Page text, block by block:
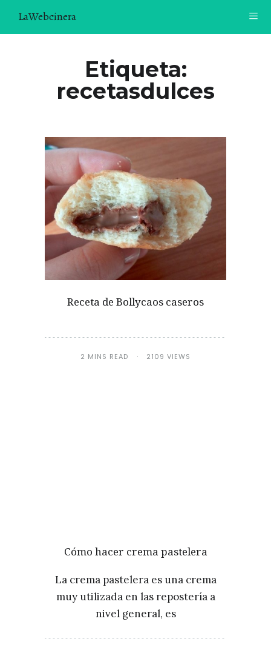
LaWebcinera
VIDEORECETAS
SOBRE MÍ
¿TE GUSTARÍA UNIRTE A NUESTRA AVENTURA GASTRON
ÓMICA?
ÚNETE A LA NEWSLETTER
RECOMENDACIONES
Etiqueta:
recetasdulces
Receta de Bollycaos caseros
2 MINS READ 2109 VIEWS
Cómo hacer crema pastelera
La crema pastelera es una crema
muy utilizada en las repostería a
nivel general, es